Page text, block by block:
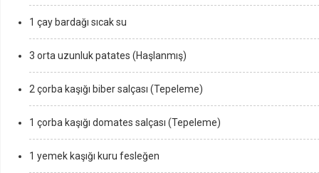
1 çay bardağı sıcak su
3 orta uzunluk patates (Haşlanmış)
2 çorba kaşığı biber salçası (Tepeleme)
1 çorba kaşığı domates salçası (Tepeleme)
1 yemek kaşığı kuru fesleğen